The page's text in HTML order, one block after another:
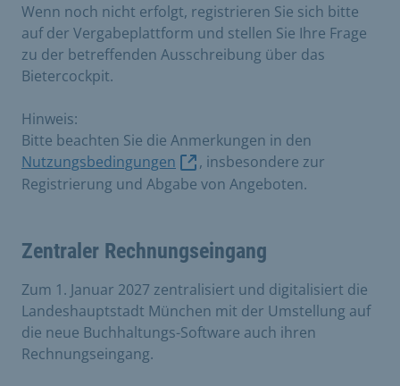
Wenn noch nicht erfolgt, registrieren Sie sich bitte
auf der Vergabeplattform und stellen Sie Ihre Frage
zu der betreffenden Ausschreibung über das
Bietercockpit.
Hinweis:
Bitte beachten Sie die Anmerkungen in den
Nutzungsbedingungen
, insbesondere zur
Registrierung und Abgabe von Angeboten.
Zentraler Rechnungseingang
Zum 1. Januar 2027 zentralisiert und digitalisiert die
Landeshauptstadt München mit der Umstellung auf
die neue Buchhaltungs-Software auch ihren
Rechnungseingang.